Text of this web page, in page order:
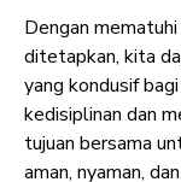
Dengan
ditetapkan, kita
yang kondusif
kedisiplinan dan
tujuan bersama
aman, nyaman,